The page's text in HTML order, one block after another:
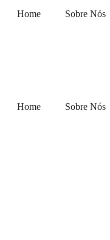
Home Sobre Nós
Home Sobre Nós